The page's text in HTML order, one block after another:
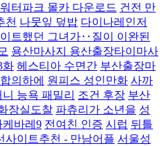
워터파크 몰카 다운로드 건전 만
천 나뭇잎 덮밥 다이나레인저
트했던 그녀가‥질이 이완된
용산마사지 용산출장타이마사
화 헤스티아 수면간 부산출장마
의하에 원피스 성인만화 사까
니 능욕 패밀리 조건 후장 부산
장실도찰 파츄리가 소년을 성
케바레9 전여친 인증 시럽 뒤틀
사이트추천 - 만남어플 서울성